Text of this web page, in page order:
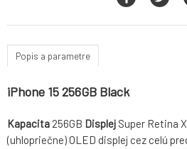
Popis a parametre
iPhone 15 256GB Black
Kapacita 256GB Displej Super Retina
(uhlopriečne) OLED displej cez celú